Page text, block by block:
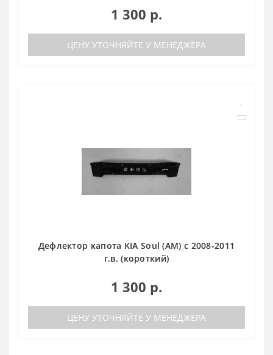
1 300 р.
ЦЕНУ УТОЧНЯЙТЕ У МЕНЕДЖЕРА
Дефлектор капота KIA Soul (АМ) c 2008-2011
г.в. (короткий)
1 300 р.
ЦЕНУ УТОЧНЯЙТЕ У МЕНЕДЖЕРА